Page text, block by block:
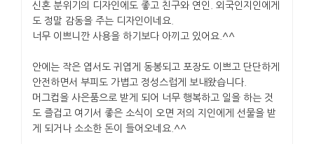
신혼 분위기의 디자인에도 좋고 친구와 연인. 외국인지인에게
도 정말 감동을 주는 디자인이네요.
너무 이쁘니깐 사용을 하기보다 아끼고 있어요.^^
안에는 작은 엽서도 귀엽게 동봉되고 포장도 이쁘고 단단하게
안전하면서 부피도 가볍고 정성스럽게 보내왔습니다.
머그컵을 사은품으로 받게 되어 너무 행복하고 일을 하는 것
도 즐겁고 여기서 좋은 소식이 오면 저의 지인에게 선물을 받
게 되거나 소소한 돈이 들어오네요.^^